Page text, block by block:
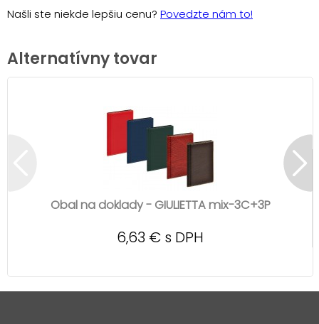
Našli ste niekde lepšiu cenu? Povedzte nám to!
Alternatívny tovar
Obal na doklady - GIULIETTA mix-3C+3P
6,63 € s DPH